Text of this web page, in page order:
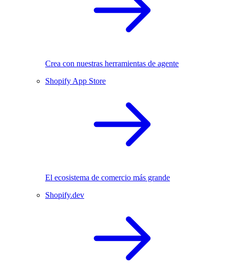
Crea con nuestras herramientas de agente
Shopify App Store
El ecosistema de comercio más grande
Shopify.dev